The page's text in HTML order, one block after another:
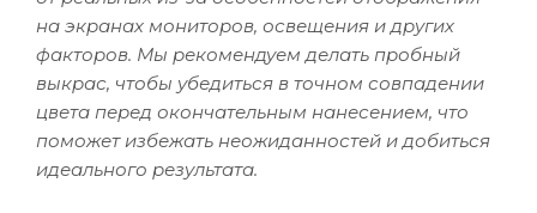
на экранах мониторов, освещения и других
факторов. Мы рекомендуем делать пробный
выкрас, чтобы убедиться в точном совпадении
цвета перед окончательным нанесением, что
поможет избежать неожиданностей и добиться
идеального результата.